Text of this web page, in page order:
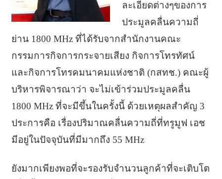
ละเอียดต่างๆของการ
ประมูลคลื่นความถี่
ย่าน 1800 MHz ที่ได้รับจากสำนักงานคณะ
กรรมการกิจการกระจายเสียง กิจการโทรทัศน์
และกิจการโทรคมนาคมแห่งชาติ (กสทช.) คณะผู้
บริหารพิจารณาว่า จะไม่เข้าร่วมประมูลคลื่น
1800 MHz ที่จะมีขึ้นในครั้งนี้ ด้วยเหตุผลสำคัญ 3
ประการคือ เรื่องปริมาณคลื่นความถี่ที่ทรูมูฟ เอช
มีอยู่ในปัจจุบันที่มีมากถึง 55 MHz
ยังมากเพียงพอที่จะรองรับจำนวนลูกค้าที่จะเติบโต